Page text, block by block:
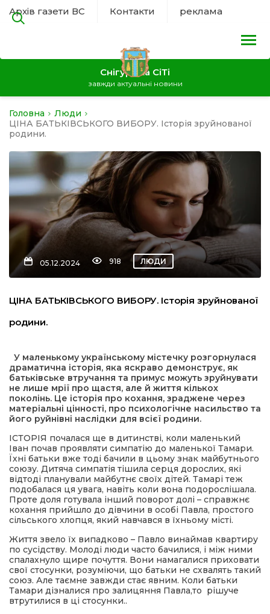
Архів газети ВС Контакти реклама
Снігурівка СіТі
завжди актуальні новини
політика
Головна
Люди
ЦІНА БАТЬКІВСЬКОГО ВИБОРУ. Історія зруйнованої
родини.
05.12.2024 918 ЛЮДИ
ЦІНА БАТЬКІВСЬКОГО ВИБОРУ. Історія зруйнованої
родини.
У маленькому українському містечку розгорнулася
драматична історія, яка яскраво демонструє, як
батьківське втручання та примус можуть зруйнувати
не лише мрії про щастя, але й життя кількох
поколінь. Це історія про кохання, зраджене через
матеріальні цінності, про психологічне насильство та
його руйнівні наслідки для всієї родини.
ІСТОРІЯ почалася ще в дитинстві, коли маленький
Іван почав проявляти симпатію до маленької Тамари.
Їхні батьки вже тоді бачили в цьому знак майбутнього
союзу. Дитяча симпатія тішила серця дорослих, які
відтоді планували майбутнє своїх дітей. Тамарі теж
подобалася ця увага, навіть коли вона подорослішала.
Проте доля готувала інший поворот долі – справжнє
кохання прийшло до дівчини в особі Павла, простого
сільського хлопця, який навчався в їхньому місті.
Життя звело їх випадково – Павло винаймав квартиру
по сусідству. Молоді люди часто бачилися, і між ними
спалахнуло щире почуття. Вони намагалися приховати
свої стосунки, розуміючи, що батьки не схвалять такий
союз. Але таємне завжди стає явним. Коли батьки
Тамари дізналися про залицяння Павла,то рішуче
втрутилися в ці стосунки..